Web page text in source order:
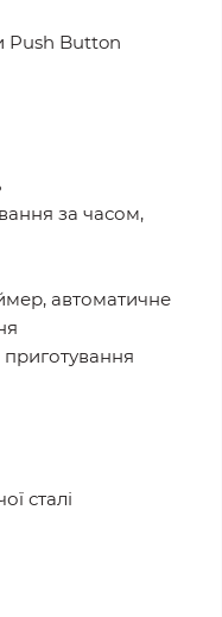
Push Button
за часом,
автоматичне
сталі